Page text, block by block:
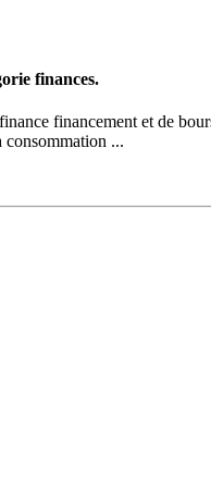
finances.
finance financement et de
consommation ...